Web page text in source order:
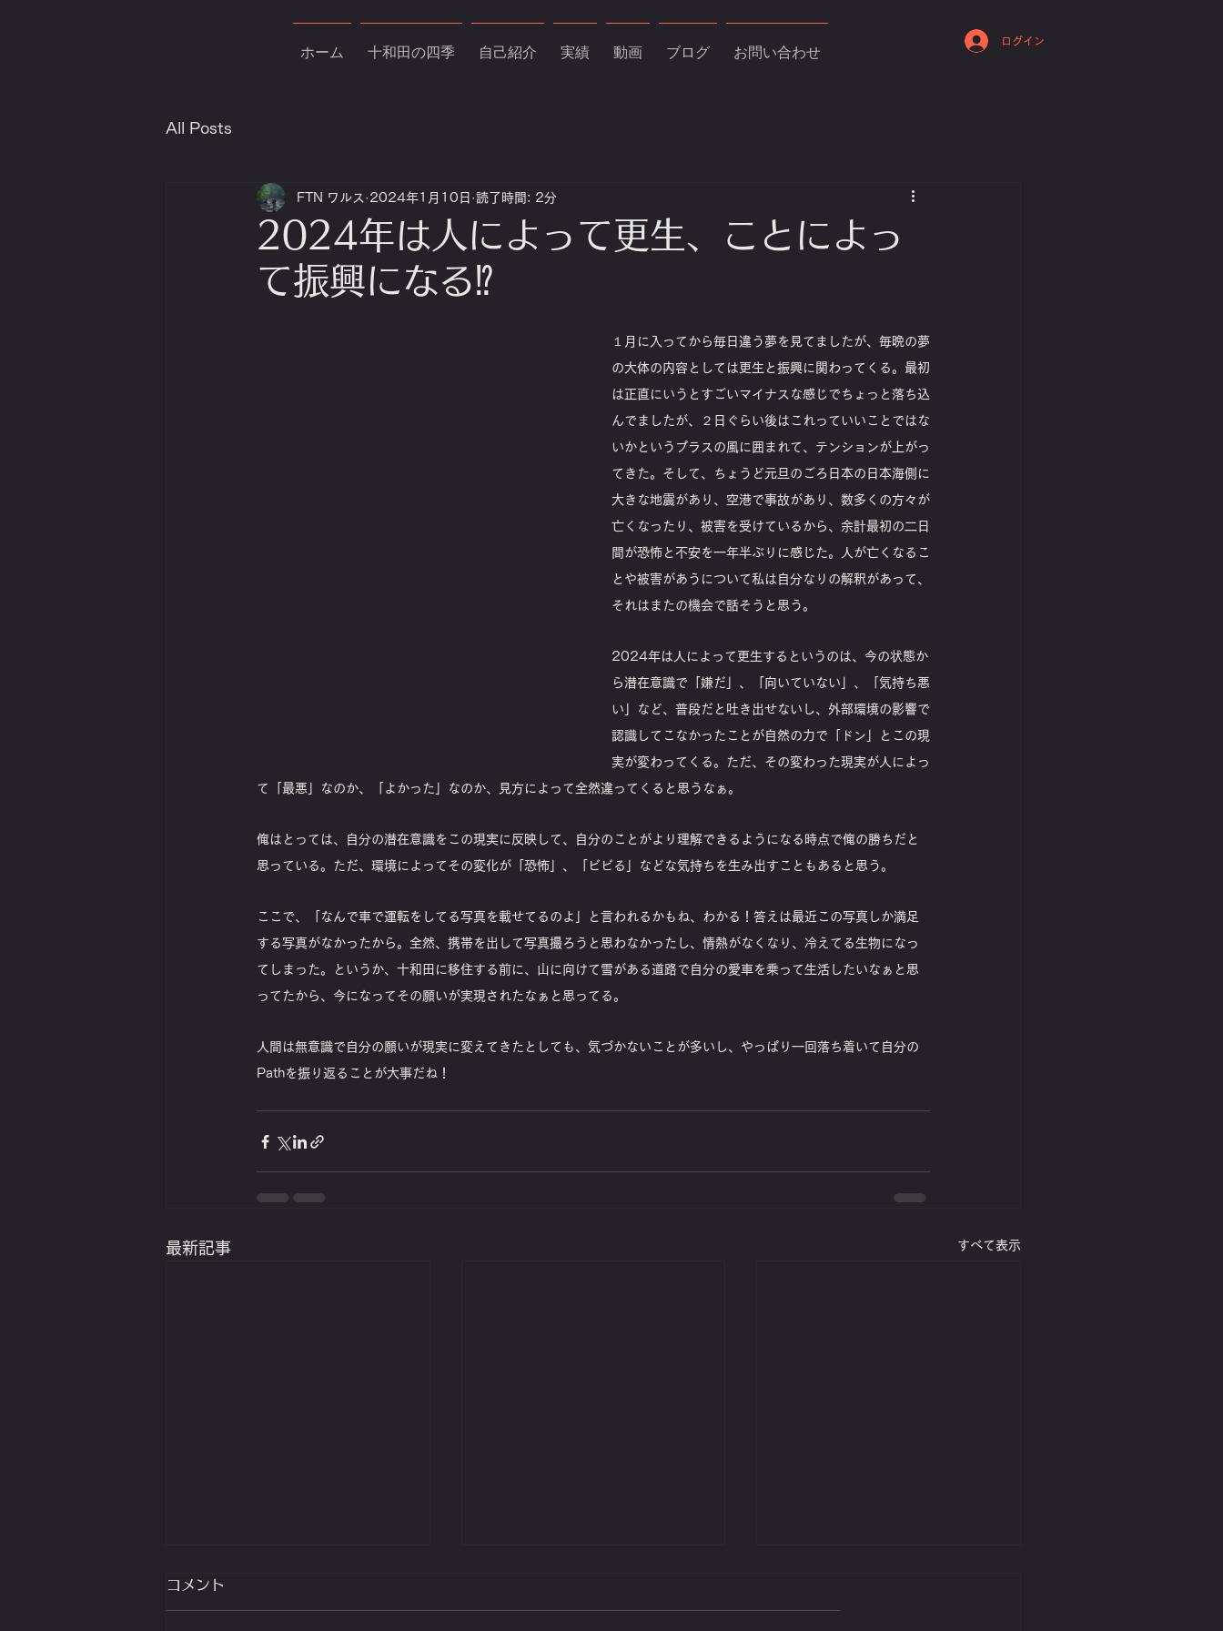
ホーム 十和田の四季 自己紹介 実績 動画 ブログ お問い合わせ
ログイン
All Posts
2024年は人によって更生、ことによっ
て振興になる⁉️
FTN ワルス 2024年1月10日 読了時間: 2分
１月に入ってから毎日違う夢を見てましたが、毎晩の夢
の大体の内容としては更生と振興に関わってくる。最初
は正直にいうとすごいマイナスな感じでちょっと落ち込
んでましたが、２日ぐらい後はこれっていいことではな
いかというプラスの風に囲まれて、テンションが上がっ
てきた。そして、ちょうど元旦のごろ日本の日本海側に
大きな地震があり、空港で事故があり、数多くの方々が
亡くなったり、被害を受けているから、余計最初の二日
間が恐怖と不安を一年半ぶりに感じた。人が亡くなるこ
とや被害があうについて私は自分なりの解釈があって、
それはまたの機会で話そうと思う。
2024年は人によって更生するというのは、今の状態か
ら潜在意識で「嫌だ」、「向いていない」、「気持ち悪
い」など、普段だと吐き出せないし、外部環境の影響で
認識してこなかったことが自然の力で「ドン」とこの現
実が変わってくる。ただ、その変わった現実が人によっ
て「最悪」なのか、「よかった」なのか、見方によって全然違ってくると思うなぁ。
俺はとっては、自分の潜在意識をこの現実に反映して、自分のことがより理解できるようになる時点で俺の勝ちだと
思っている。ただ、環境によってその変化が「恐怖」、「ビビる」などな気持ちを生み出すこともあると思う。
ここで、「なんで車で運転をしてる写真を載せてるのよ」と言われるかもね、わかる！答えは最近この写真しか満足
する写真がなかったから。全然、携帯を出して写真撮ろうと思わなかったし、情熱がなくなり、冷えてる生物になっ
てしまった。というか、十和田に移住する前に、山に向けて雪がある道路で自分の愛車を乗って生活したいなぁと思
ってたから、今になってその願いが実現されたなぁと思ってる。
人間は無意識で自分の願いが現実に変えてきたとしても、気づかないことが多いし、やっぱり一回落ち着いて自分の
Pathを振り返ることが大事だね！
最新記事 すべて表示
コメント